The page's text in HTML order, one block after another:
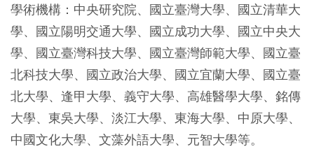
學術機構： 中央研究院、國立臺灣大學、國立清華大
學、國立陽明交通大學、國立成功大學、國立中央大
學、國立臺灣科技大學、國立臺灣師範大學、國立臺
北科技大學、國立政治大學、國立宜蘭大學、國立臺
北大學、逢甲大學、義守大學、高雄醫學大學、銘傳
大學、東吳大學、淡江大學、東海大學、中原大學、
中國文化大學、文藻外語大學、元智大學等。